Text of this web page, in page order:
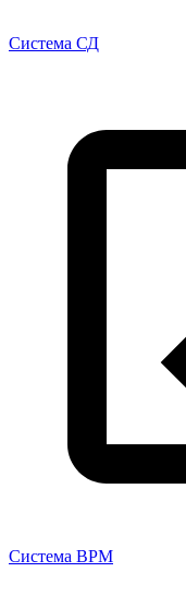
Система СД
Система ВРМ